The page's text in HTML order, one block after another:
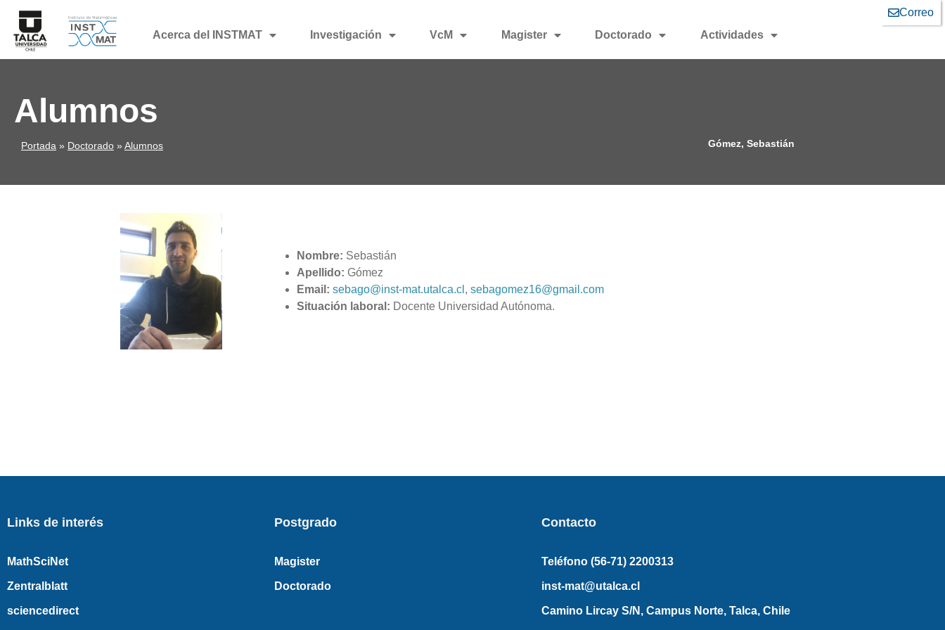
Correo
Acerca del INSTMAT
Investigación VcM Magister Doctorado Actividades
Alumnos
Portada » Doctorado » Alumnos Gómez, Sebastián
Nombre: Sebastián
Apellido: Gómez
Email:sebago@inst-mat.utalca.cl ,sebagomez16@gmail.com
Situación laboral: Docente Universidad Autónoma.
Links de interés
MathSciNet
Zentralblatt
sciencedirect
Postgrado
Magister
Doctorado
Contacto
Teléfono (56-71) 2200313
inst-mat@utalca.cl
Camino Lircay S/N, Campus Norte, Talca, Chile